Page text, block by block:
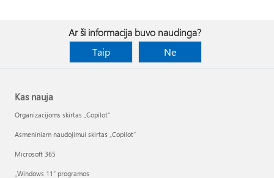
Ar ši informacija buvo naudinga?
Taip
Ne
Kas nauja
Organizacijoms skirtas „Copilot“
Asmeniniam naudojimui skirtas „Copilot“
Microsoft 365
„Windows 11“ programos